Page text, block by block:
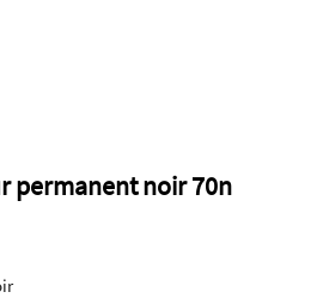
permanent noir 70n